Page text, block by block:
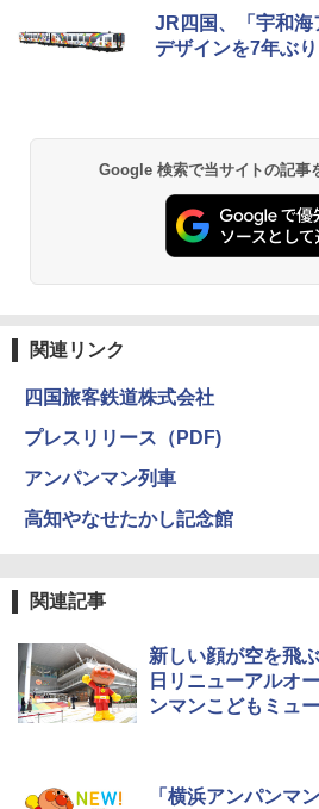
GRANDOOR ス
026リニューアル
コンパクト 保冷
BUNDOK(バンド
レーム ドーム型
付き ヒグマ・イ
防災用品 長期保
￥6,459
着替えテント ト
コンパクト
JR四国、「宇和海
デザインを7年ぶ
Google 検索で当サイトの記事
関連リンク
四国旅客鉄道株式会社
プレスリリース（PDF)
アンパンマン列車
高知やなせたかし記念館
関連記事
新しい顔が空を飛
日リニューアルオ
ンマンこどもミュ
「横浜アンパンマ